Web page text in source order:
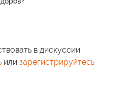
в дискуссии
или зарегистрируйтесь